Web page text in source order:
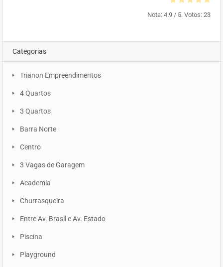
Nota: 4.9 / 5. Votos: 23
Categorias
Trianon Empreendimentos
4 Quartos
3 Quartos
Barra Norte
Centro
3 Vagas de Garagem
Academia
Churrasqueira
Entre Av. Brasil e Av. Estado
Piscina
Playground